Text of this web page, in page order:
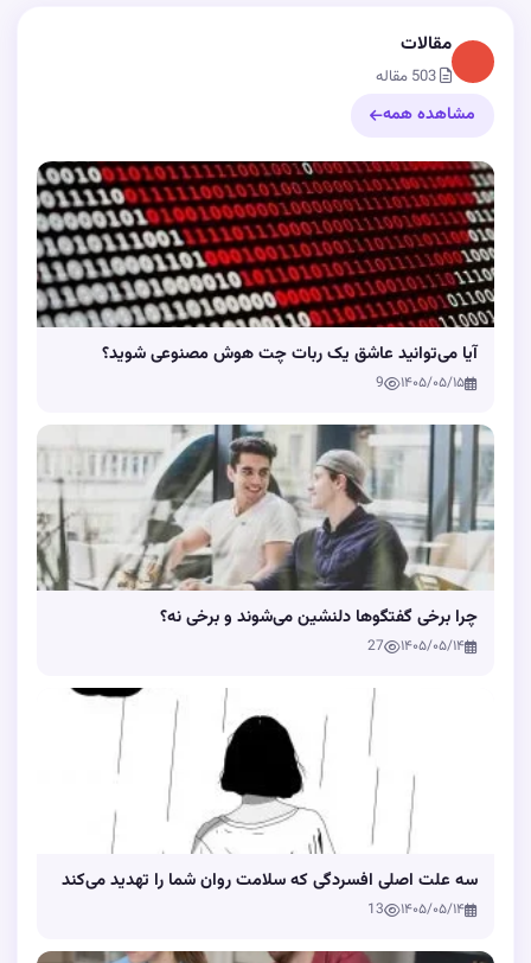
مقالات
مشاهده همه
آیا می‌توانید عاشق یک ربات چت هوش مصنوعی شوید؟
۱۴۰۵/۰۵/۱۵ 9
چرا برخی گفتگوها دلنشین می‌شوند و برخی نه؟
۱۴۰۵/۰۵/۱۴ 27
سه علت اصلی افسردگی که سلامت روان شما را تهدید می‌کند
۱۴۰۵/۰۵/۱۴ 13